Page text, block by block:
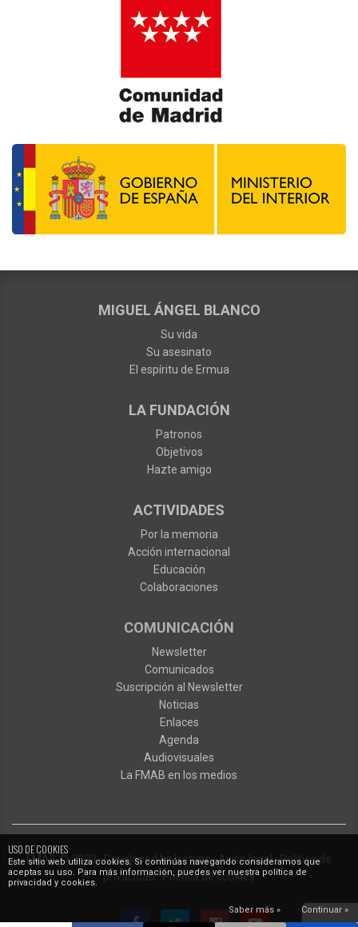
USO DE COOKIES
Este sitio web utiliza cookies. Si continúas navegando consideramos que
aceptas su uso. Para más información, puedes ver nuestra política de
privacidad y cookies.
Saber más » Continuar »
MIGUEL ÁNGEL BLANCO
Su vida
Su asesinato
El espíritu de Ermua
LA FUNDACIÓN
Patronos
Objetivos
Hazte amigo
ACTIVIDADES
Por la memoria
Acción internacional
Educación
Colaboraciones
COMUNICACIÓN
Newsletter
Comunicados
Suscripción al Newsletter
Noticias
Enlaces
Agenda
Audiovisuales
La FMAB en los medios
FMAB© 2023·Developed byIxotype·Aviso legal·Política de
privacidad·Política de cookies